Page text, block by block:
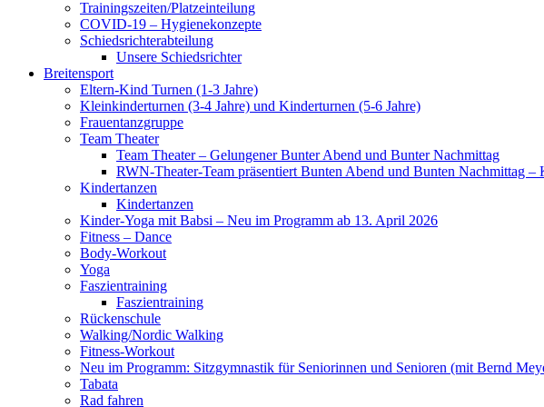
Trainingszeiten/Platzeinteilung
COVID-19 – Hygienekonzepte
Schiedsrichterabteilung
Unsere Schiedsrichter
Breitensport
Eltern-Kind Turnen (1-3 Jahre)
Kleinkinderturnen (3-4 Jahre) und Kinderturnen (5-6 Jahre)
Frauentanzgruppe
Team Theater
Team Theater – Gelungener Bunter Abend und Bunter Nachmittag
RWN-Theater-Team präsentiert Bunten Abend und Bunten Nachmittag –
Kindertanzen
Kindertanzen
Kinder-Yoga mit Babsi – Neu im Programm ab 13. April 2026
Fitness – Dance
Body-Workout
Yoga
Faszientraining
Faszientraining
Rückenschule
Walking/Nordic Walking
Fitness-Workout
Neu im Programm: Sitzgymnastik für Seniorinnen und Senioren (mit Bernd
Tabata
Rad fahren